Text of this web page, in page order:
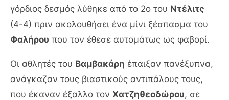
γόρδιος δεσμός λύθηκε από το 2ο του Ντέλιτς
(4-4) πριν ακολουθήσει ένα μίνι ξέσπασμα του
Φαλήρου που τον έθεσε αυτομάτως ως φαβορί.
Οι αθλητές του Βαμβακάρη έπαιξαν πανέξυπνα,
ανάγκαζαν τους βιαστικούς αντιπάλους τους,
που έκαναν έξαλλο τον Χατζηθεοδώρου, σε